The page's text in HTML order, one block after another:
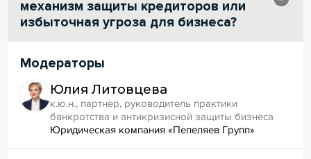
механизм защиты кредиторов или
избыточная угроза для бизнеса?
Модераторы
Юлия Литовцева
к.ю.н., партнер, руководитель практики
банкротства и антикризисной защиты бизнеса
Юридическая компания «Пепеляев Групп»